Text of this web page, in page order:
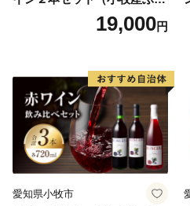
19,000円
愛知県小牧市